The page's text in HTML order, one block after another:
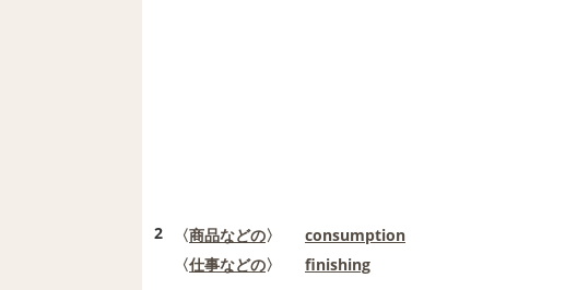
2 〈商品などの〉
consumption
〈仕事などの〉 finishing